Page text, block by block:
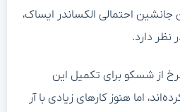
جانشین احتمالی الکساندر ایساک،
نظر دارد.
از شسکو برای تکمیل این
اما هنوز کارهای زیادی با آر